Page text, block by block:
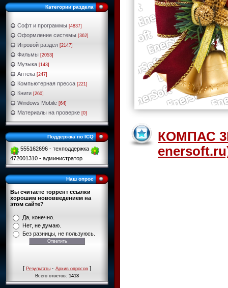
Категории раздела
Софт и программы [4837]
Оформление системы [362]
Игровой раздел [2147]
Фильмы [2053]
Музыка [143]
Аптека [247]
Компьютерная пресса [221]
Книги [260]
Windows Mobile [64]
Материалы на проверке [0]
Поддержка по ICQ
555162696 - техподдержка
472001310 - администратор
Наш опрос
Вы считаете торрент ссылки
хорошим нововведением на
этом сайте?
Да, конечно.
Нет, не думаю.
Без разницы, не пользуюсь.
[Результаты·Архив опросов]
Всего ответов:1413
КОМПАС